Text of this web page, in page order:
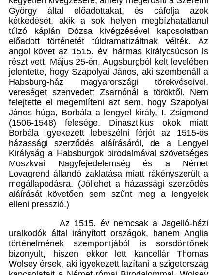
György által előadottakat, és cáfolja azok
kétkedését, akik a sok helyen megbízhatatlanul
túlzó káplán Dózsa kivégzésével kapcsolatban
előadott történetét túldramatizáltnak vélték. Az
angol követ az 1515. évi hármas királycsúcson is
részt vett. Május 25-én, Augsburgból kelt levelében
jelentette, hogy Szapolyai János, aki szembenáll a
Habsburg-ház magyarországi törekvéseivel,
vereséget szenvedett Zsarnónál a töröktől. Nem
felejtette el megemlíteni azt sem, hogy Szapolyai
János húga, Borbála a lengyel király, I. Zsigmond
(1506-1548) felesége. Dinasztikus okok miatt
Borbála igyekezett lebeszélni férjét az 1515-ös
házassági szerződés aláírásáról, de a Lengyel
Királyság a Habsburgok birodalmával szövetséges
Moszkvai Nagyfejedelemség és a Német
Lovagrend állandó zaklatása miatt rákényszerült a
megállapodásra. (Jóllehet a házassági szerződés
aláírását követően sem szűnt meg a lengyelek
elleni presszió.)
Az 1515. év nemcsak a Jagelló-házi
uralkodók által irányított országok, hanem Anglia
történelmének szempontjából is sorsdöntőnek
bizonyult, hiszen ekkor lett kancellár Thomas
Wolsey érsek, aki igyekezett lazítani a szigetország